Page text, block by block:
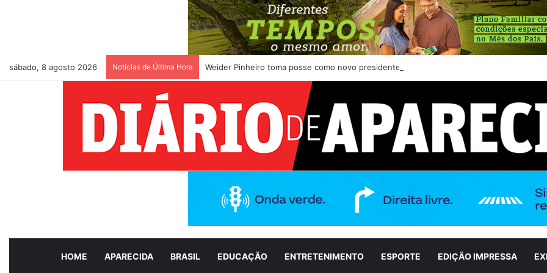
sábado, 8 agosto 2026 Notícias de Última Hora Weider Pinheiro toma posse como novo presidente do Rotary Club de Aparecida de
HOME APARECIDA BRASIL EDUCAÇÃO ENTRETENIMENTO ESPORTE EDIÇÃO IMPRESSA